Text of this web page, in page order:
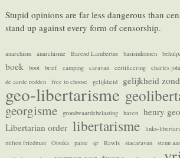
Stupid opinions are far less dangerous than
stand up against every form of censorship.
anarchism anarchisme Barend Lambertus basisinkomen
boek boot brief camping caravan certificering charles
de aarde redden free to choose gelijkheid gelijkheid
geo-libertarisme
georgisme grondwaardebelasting haven henry
Libertarian order libertarisme links-
milton friedman
Otsuka paine qr Rawls stacaravan steun